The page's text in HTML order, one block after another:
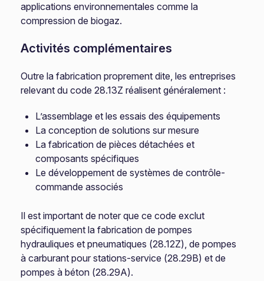
applications environnementales comme la
compression de biogaz.
Activités complémentaires
Outre la fabrication proprement dite, les entreprises
relevant du code 28.13Z réalisent généralement :
L’assemblage et les essais des équipements
La conception de solutions sur mesure
La fabrication de pièces détachées et
composants spécifiques
Le développement de systèmes de contrôle-
commande associés
Il est important de noter que ce code exclut
spécifiquement la fabrication de pompes
hydrauliques et pneumatiques (28.12Z), de pompes
à carburant pour stations-service (28.29B) et de
pompes à béton (28.29A).